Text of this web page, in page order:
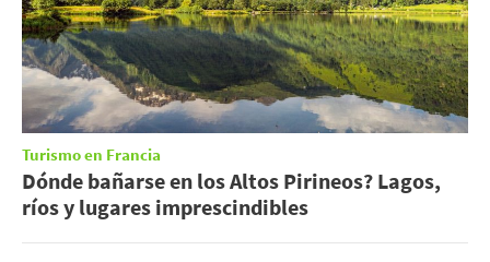
Turismo en Francia
Dónde bañarse en los Altos Pirineos? Lagos,
ríos y lugares imprescindibles